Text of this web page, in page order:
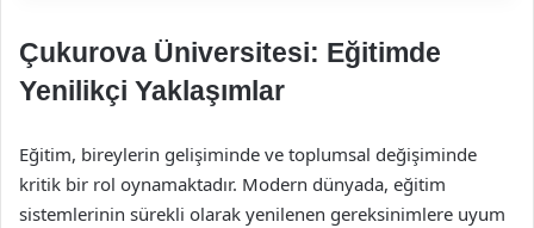
Çukurova Üniversitesi: Eğitimde
Yenilikçi Yaklaşımlar
Eğitim, bireylerin gelişiminde ve toplumsal değişiminde
kritik bir rol oynamaktadır. Modern dünyada, eğitim
sistemlerinin sürekli olarak yenilenen gereksinimlere uyum